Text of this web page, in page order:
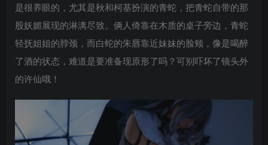
是很养眼的，尤其是秋和柯基扮演的青蛇，把青蛇自带的那
股妖媚展现的淋漓尽致。俩人倚靠在木质的桌子旁边，青蛇
轻抚姐姐的脖颈，而白蛇的朱唇靠近妹妹的脸颊，像是喝醉
了酒的状态，难道是要准备现原形了吗？可别吓坏了镜头外
的许仙哦！